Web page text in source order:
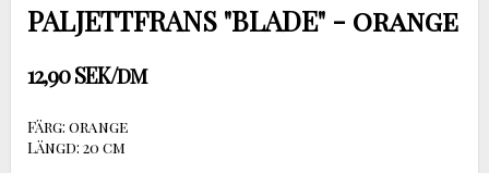
PALJETTFRANS "BLADE" - orange
12,90 SEK/dm
Färg: orange
Längd: 20 cm